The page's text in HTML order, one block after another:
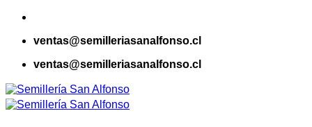
Saltar
contenidoventas@semilleriasanalfonso.cl
ventas@semilleriasanalfonso.cl